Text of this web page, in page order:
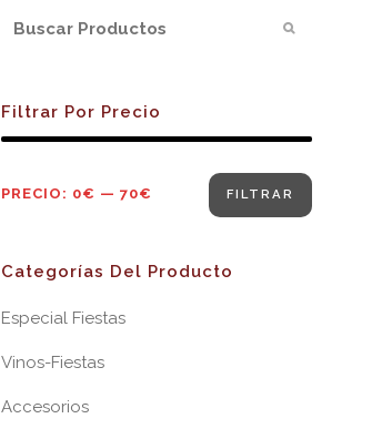
Filtrar Por Precio
Precio
Precio
FILTRAR
PRECIO: 0€ — 70€
Categorías Del Producto
Especial Fiestas
Vinos-Fiestas
Accesorios